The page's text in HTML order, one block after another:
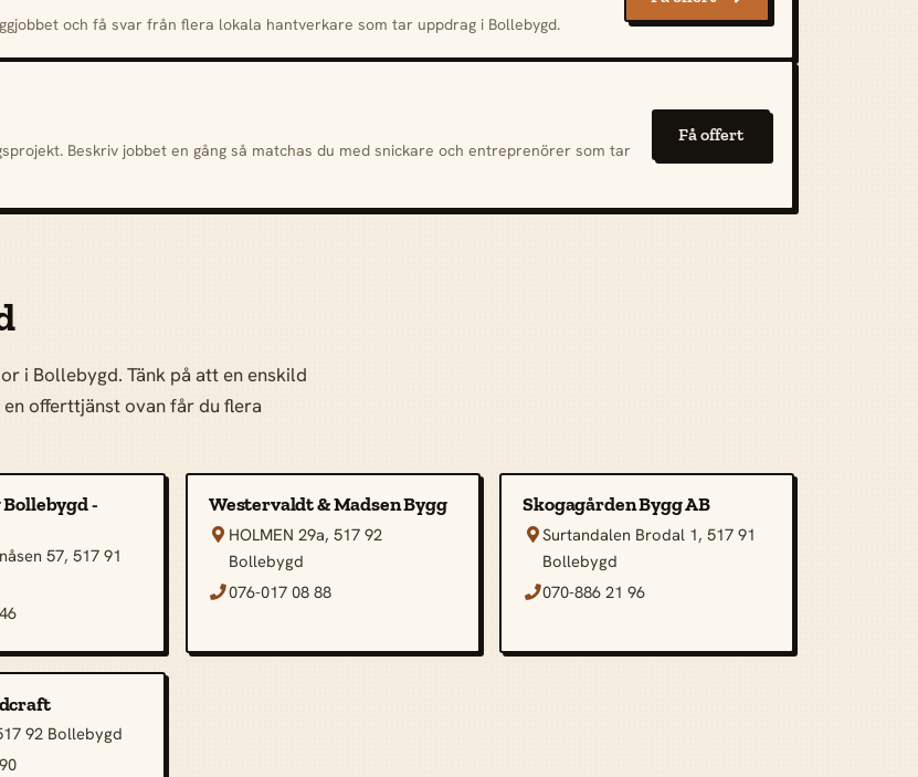
och få svar från flera lokala hantverkare som tar uppdrag i Bollebygd.
Beskriv jobbet en gång så matchas du med snickare och entreprenörer som tar
Få offert
i Bollebygd. Tänk på att en enskild
offerttjänst ovan får du flera
-
57, 517 91
Westervaldt & Madsen Bygg
 HOLMEN 29a, 517 92
Bollebygd
076-017 08 88
Skogagården Bygg AB
 Surtandalen Brodal 1, 517 91
Bollebygd
070-886 21 96
92 Bollebygd